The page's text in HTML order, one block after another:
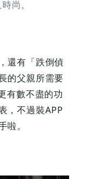
尚。
還有「跌倒偵
的父親所需要
有數不盡的功
，不過裝APP
啦。